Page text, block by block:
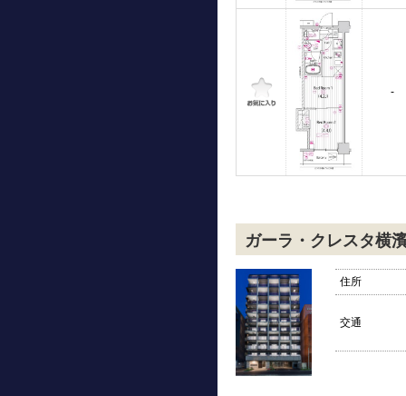
-
ガーラ・クレスタ横
住所
交通